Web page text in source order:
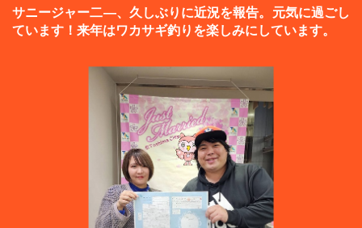
サニージャー二―、久しぶりに近況を報告。元気に過ごし
ています！来年はワカサギ釣りを楽しみにしています。